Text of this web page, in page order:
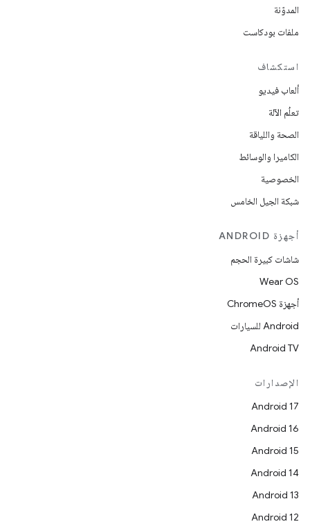
المدوّنة
ملفات بودكاست
استكشاف
ألعاب فيديو
تعلُم الآلة
الصحة واللياقة
الكاميرا والوسائط
الخصوصية
شبكة الجيل الخامس
أجهزة ANDROID
شاشات كبيرة الحجم
Wear OS
أجهزة ChromeOS
Android للسيارات
Android TV
الإصدارات
Android 17
Android 16
Android 15
Android 14
Android 13
Android 12